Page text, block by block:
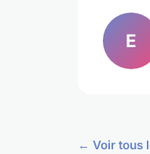
E
← Voir tous